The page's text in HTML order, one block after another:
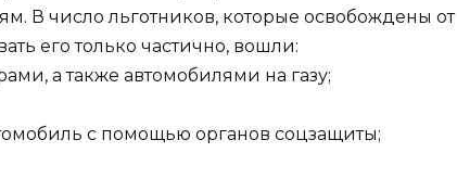
В число льготников, которые освобождены от
его только частично, вошли:
а также автомобилями на газу;
с помощью органов соцзащиты;